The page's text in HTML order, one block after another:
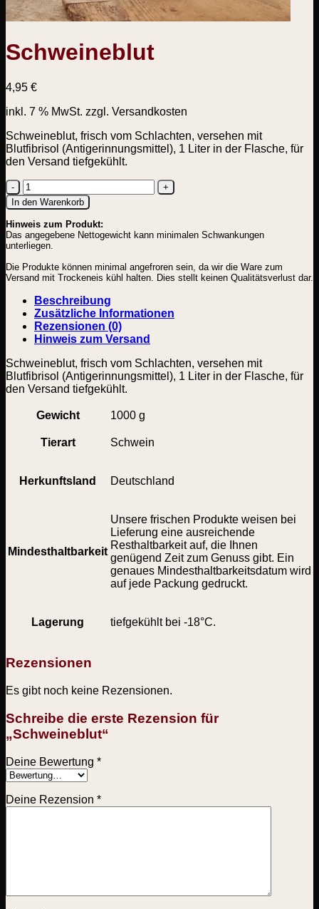
Schweineblut
4,95 €
inkl. 7 % MwSt. zzgl. Versandkosten
Schweineblut, frisch vom Schlachten, versehen mit
Blutfibrisol (Antigerinnungsmittel), 1 Liter in der Flasche, für
den Versand tiefgekühlt.
Schweineblut
Menge
In den Warenkorb
Hinweis zum Produkt:
Das angegebene Nettogewicht kann minimalen Schwankungen
unterliegen.
Die Produkte können minimal angefroren sein, da wir die Ware zum
Versand mit Trockeneis kühl halten. Dies stellt keinen Qualitätsverlust dar.
Beschreibung
Zusätzliche Informationen
Rezensionen (0)
Hinweis zum Versand
Schweineblut, frisch vom Schlachten, versehen mit
Blutfibrisol (Antigerinnungsmittel), 1 Liter in der Flasche, für
den Versand tiefgekühlt.
Gewicht 1000 g
Tierart Schwein
Herkunftsland Deutschland
Mindesthaltbarkeit
Unsere frischen Produkte weisen bei
Lieferung eine ausreichende
Resthaltbarkeit auf, die Ihnen
genügend Zeit zum Genuss gibt. Ein
genaues Mindesthaltbarkeitsdatum wird
auf jede Packung gedruckt.
Lagerung tiefgekühlt bei -18°C.
Rezensionen
Es gibt noch keine Rezensionen.
Schreibe die erste Rezension für
„Schweineblut“
Deine Bewertung *
Deine Rezension *